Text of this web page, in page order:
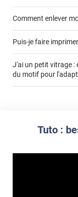
demander un devis
Comment enlever
votre film
Puis-je faire
personnaliser
J'ai un petit vitrage :
du motif pour
Tuto :